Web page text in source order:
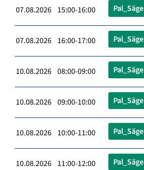
07.08.2026 15:00-16:00 Pal_Säge
07.08.2026 16:00-17:00 Pal_Säge
10.08.2026 08:00-09:00 Pal_Säge
10.08.2026 09:00-10:00 Pal_Säge
10.08.2026 10:00-11:00 Pal_Säge
10.08.2026 11:00-12:00 Pal_Säge